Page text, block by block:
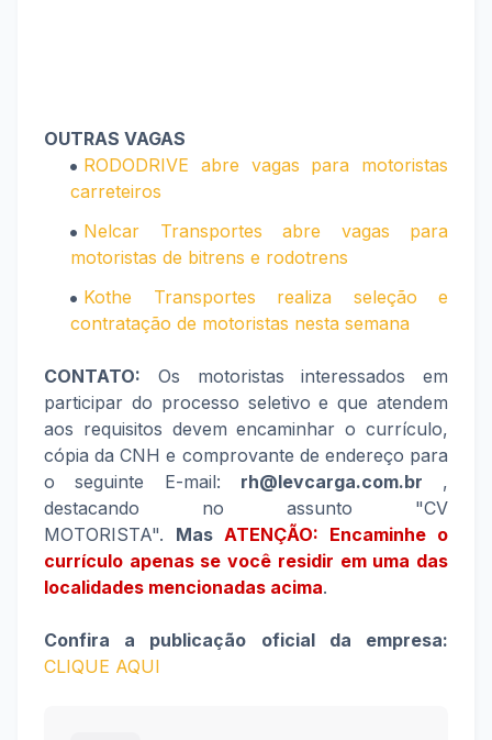
OUTRAS VAGAS
RODODRIVE abre vagas para motoristas
carreteiros
Nelcar Transportes abre vagas para
motoristas de bitrens e rodotrens
Kothe Transportes realiza seleção e
contratação de motoristas nesta semana
CONTATO: Os motoristas interessados em
participar do processo seletivo e que atendem
aos requisitos devem encaminhar o currículo,
cópia da CNH e comprovante de endereço para
o seguinte E-mail: rh@levcarga.com.br ,
destacando no assunto "CV
MOTORISTA". Mas ATENÇÃO: Encaminhe o
currículo apenas se você residir em uma das
localidades mencionadas acima.
Confira a publicação oficial da empresa:
CLIQUE AQUI